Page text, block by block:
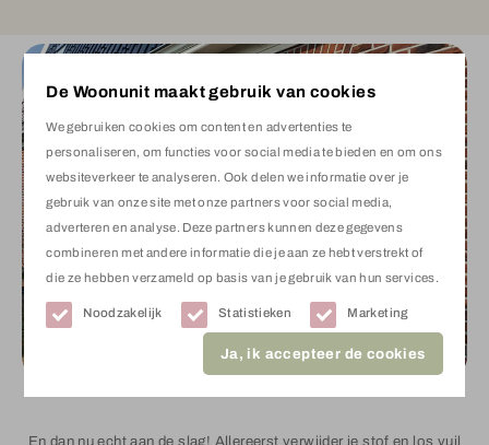
De Woonunit maakt gebruik van cookies
We gebruiken cookies om content en advertenties te
personaliseren, om functies voor social media te bieden en om ons
websiteverkeer te analyseren. Ook delen we informatie over je
gebruik van onze site met onze partners voor social media,
adverteren en analyse. Deze partners kunnen deze gegevens
combineren met andere informatie die je aan ze hebt verstrekt of
die ze hebben verzameld op basis van je gebruik van hun services.
Noodzakelijk Statistieken Marketing
Ja, ik accepteer de cookies
En dan nu echt aan de slag! Allereerst verwijder je stof en los vuil